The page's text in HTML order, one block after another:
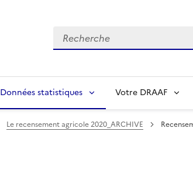
Recherche
Données statistiques Votre DRAAF
Le recensement agricole 2020_ARCHIVE